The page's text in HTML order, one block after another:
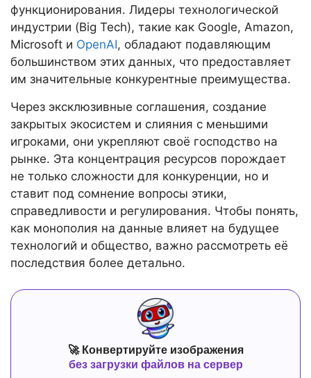
функционирования. Лидеры технологической
индустрии (Big Tech), такие как Google, Amazon,
Microsoft и OpenAI, обладают подавляющим
большинством этих данных, что предоставляет
им значительные конкурентные преимущества.
Через эксклюзивные соглашения, создание
закрытых экосистем и слияния с меньшими
игроками, они укрепляют своё господство на
рынке. Эта концентрация ресурсов порождает
не только сложности для конкуренции, но и
ставит под сомнение вопросы этики,
справедливости и регулирования. Чтобы понять,
как монополия на данные влияет на будущее
технологий и общество, важно рассмотреть её
последствия более детально.
🚀 Конвертируйте изображения
без загрузки файлов на сервер